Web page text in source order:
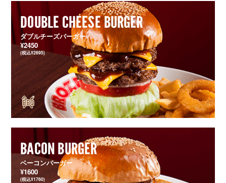
DOUBLE CHEESE BURGER
ダブルチーズバーガー
¥2450
(税込¥2695)
BACON BURGER
ベーコンバーガー
¥1600
(税込¥1760)